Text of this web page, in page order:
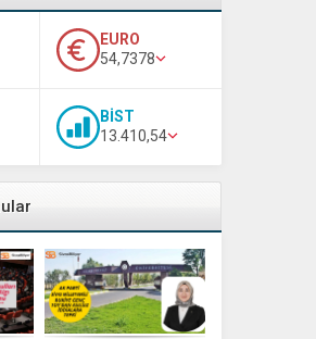
EURO
54,7378
BİST
13.410,54